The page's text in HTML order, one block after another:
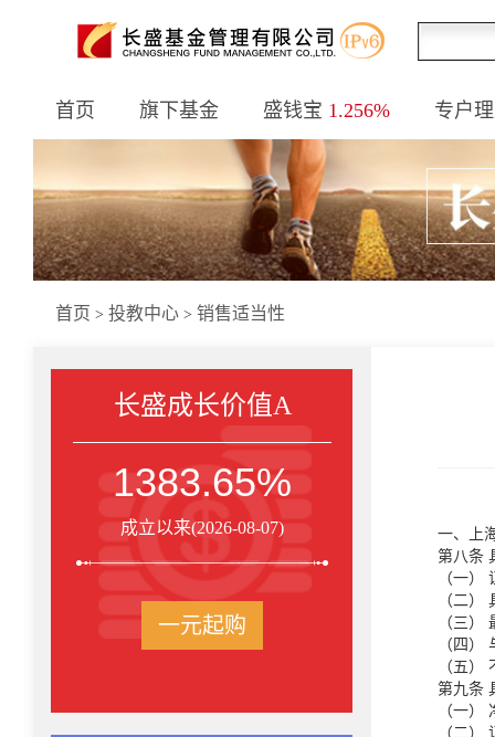
首页 旗下基金 盛钱宝 1.256% 专户
首页 > 投教中心 > 销售适当性
长盛成长价值A
1383.65%
成立以来(2026-08-07)
一元起购
一、上
第八条
（一）
（二）
（三）
（四）
（五）
第九条
（一）
（二）